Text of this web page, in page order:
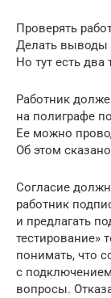
Проверять
Делать выводы
Но тут есть два
Работник
на полиграфе
Ее можно
Об этом
Согласие
работник
и предлагать
тестирование»
понимать, что
с
вопросы.